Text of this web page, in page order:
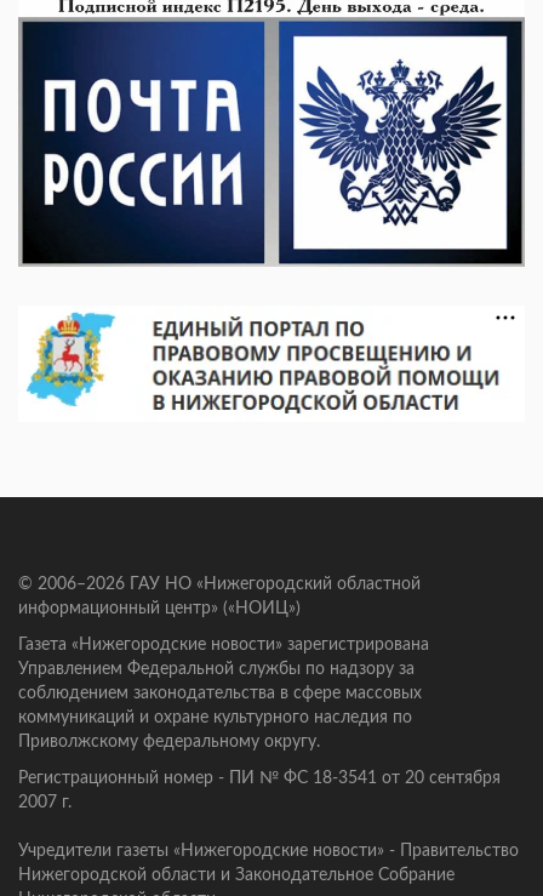
© 2006–2026 ГАУ НО «Нижегородский областной
информационный центр» («НОИЦ»)
Газета «Нижегородские новости» зарегистрирована
Управлением Федеральной службы по надзору за
соблюдением законодательства в сфере массовых
коммуникаций и охране культурного наследия по
Приволжскому федеральному округу.
Регистрационный номер - ПИ № ФС 18-3541 от 20 сентября
2007 г.
Учредители газеты «Нижегородские новости» - Правительство
Нижегородской области и Законодательное Собрание